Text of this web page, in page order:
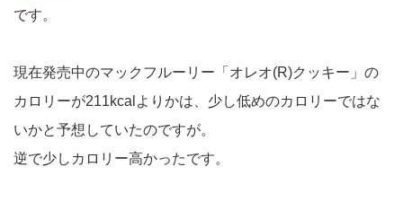
です。
現在発売中のマックフルーリー「オレオ(R)クッキー」の
カロリーが211kcalよりかは、少し低めのカロリーではな
いかと予想していたのですが。
逆で少しカロリー高かったです。